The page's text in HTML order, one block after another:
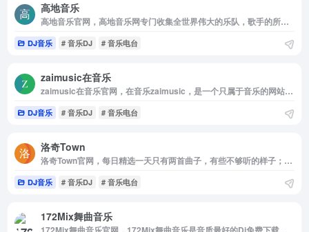
高地音乐
高地音乐官网，高地音乐网专门收集全世界伟大的乐队，歌手的所有无损音乐专辑，对人类有杰出贡献的音乐，都是网站收集的对象，欢迎你来获取你需要的音乐。
DJ音乐 # 音乐DJ # 音乐电台
zaimusic在音乐
zaimusic在音乐官网，在音乐zaimusic，是一个只属于音乐的网站，汇集了国内国外的音乐网站，音乐微信公众号，音乐群，音乐资讯等，开启您的音乐之旅。
DJ音乐 # 音乐DJ # 音乐电台
洛奇Town
洛奇Town官网，每日精选一天只有两首曲子，有些不够听的样子；发现音乐来源是网易云音乐，虾米音乐以及QQ音乐的每日推荐。如果你喜欢本站每日推荐的音乐，那么你可以在这里发现心动的声音。
DJ音乐 # 音乐DJ # 音乐电台
172Mix舞曲音乐